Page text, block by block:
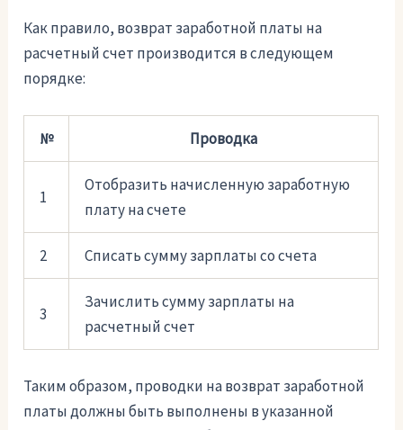
Как правило, возврат заработной платы на
расчетный счет производится в следующем
порядке:
№ Проводка
1
Отобразить начисленную заработную
плату на счете
2 Списать сумму зарплаты со счета
3
Зачислить сумму зарплаты на
расчетный счет
Таким образом, проводки на возврат заработной
платы должны быть выполнены в указанной